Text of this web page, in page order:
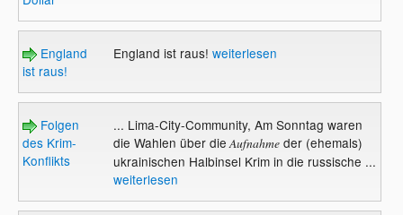
England
ist raus!
England ist raus! weiterlesen
Folgen
des Krim-
Konflikts
... Lima-City-Community, Am Sonntag waren
die Wahlen über dieAufnahmeder (ehemals)
ukrainischen Halbinsel Krim in die russische ...
weiterlesen